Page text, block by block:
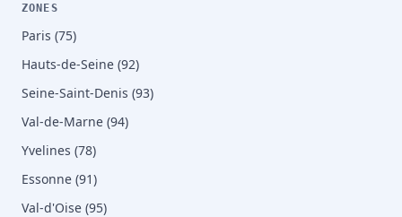
ZONES
Paris (75)
Hauts-de-Seine (92)
Seine-Saint-Denis (93)
Val-de-Marne (94)
Yvelines (78)
Essonne (91)
Val-d'Oise (95)